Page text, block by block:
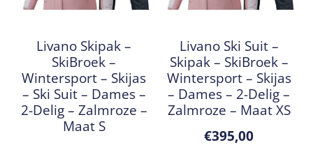
Livano Skipak –
SkiBroek –
Wintersport – Skijas
– Ski Suit – Dames –
2-Delig – Zalmroze –
Maat S
Livano Ski Suit –
Skipak – SkiBroek –
Wintersport – Skijas
– Dames – 2-Delig –
Zalmroze – Maat XS
€395,00